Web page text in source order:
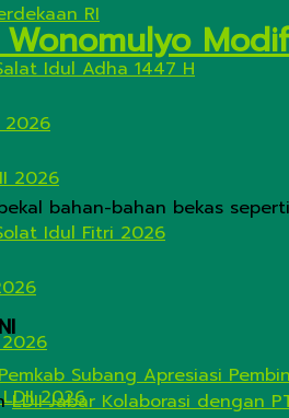
RI
Idul Adha 1447 H
2026
2026
Idul Fitri 2026
2026
bahan-bahan bekas
Subang Apresiasi
LDII Jabar Kolaborasi dengan